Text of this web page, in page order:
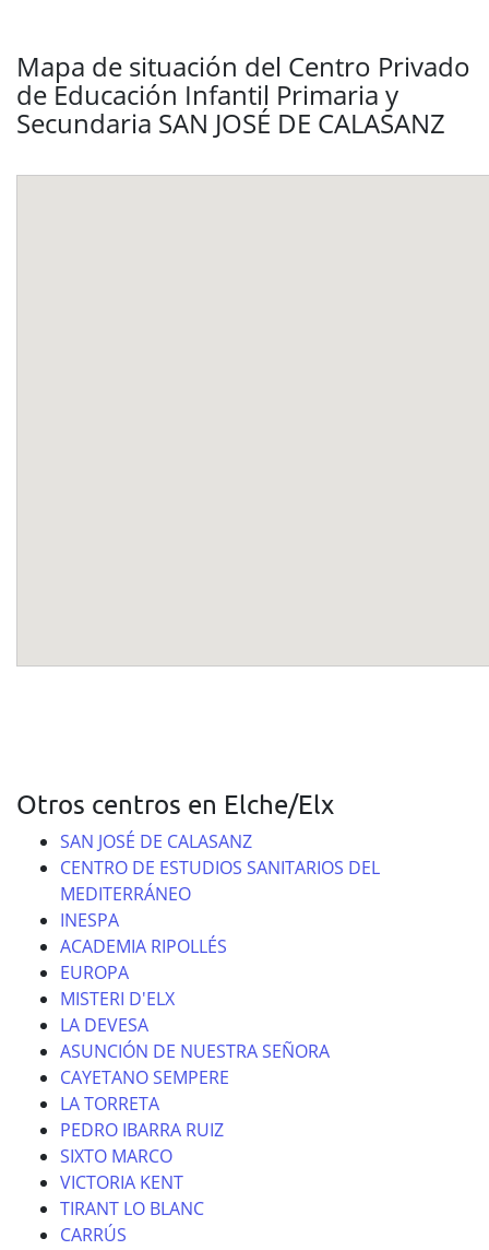
Mapa de situación del Centro Privado
de Educación Infantil Primaria y
Secundaria SAN JOSÉ DE CALASANZ
Otros centros en Elche/Elx
SAN JOSÉ DE CALASANZ
CENTRO DE ESTUDIOS SANITARIOS DEL
MEDITERRÁNEO
INESPA
ACADEMIA RIPOLLÉS
EUROPA
MISTERI D'ELX
LA DEVESA
ASUNCIÓN DE NUESTRA SEÑORA
CAYETANO SEMPERE
LA TORRETA
PEDRO IBARRA RUIZ
SIXTO MARCO
VICTORIA KENT
TIRANT LO BLANC
CARRÚS